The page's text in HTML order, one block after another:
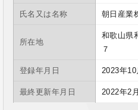
氏名又は名称 朝日産業
所在地
和歌山県
７
登録年月日 2023年10
最終更新年月日 2022年2